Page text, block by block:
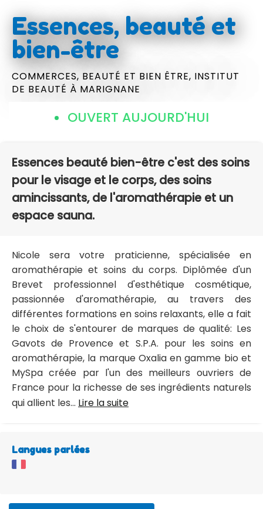
Essences, beauté et
bien-être
COMMERCES, BEAUTÉ ET BIEN ÊTRE, INSTITUT
DE BEAUTÉ À MARIGNANE
OUVERT AUJOURD'HUI
Essences beauté bien-être c'est des soins
pour le visage et le corps, des soins
amincissants, de l'aromathérapie et un
espace sauna.
Nicole sera votre praticienne, spécialisée en
aromathérapie et soins du corps. Diplômée d'un
Brevet professionnel d'esthétique cosmétique,
passionnée d'aromathérapie, au travers des
différentes formations en soins relaxants, elle a fait
le choix de s'entourer de marques de qualité: Les
Gavots de Provence et S.P.A. pour les soins en
aromathérapie, la marque Oxalia en gamme bio et
MySpa créée par l'un des meilleurs ouvriers de
France pour la richesse de ses ingrédients naturels
qui allient les... Lire la suite
Langues parlées